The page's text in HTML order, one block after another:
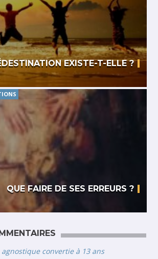
EXISTE-T-ELLE ?
QUE FAIRE DE SES ERREURS ?
agnostique convertie à 13 ans